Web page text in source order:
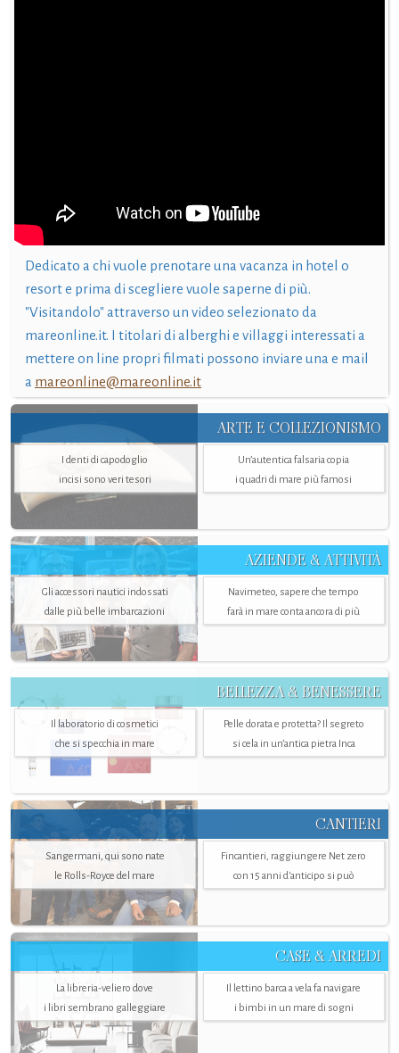
Dedicato a chi vuole prenotare una vacanza in hotel o
resort e prima di scegliere vuole saperne di più.
"Visitandolo" attraverso un video selezionato da
mareonline.it. I titolari di alberghi e villaggi interessati a
mettere on line propri filmati possono inviare una e mail
a mareonline@mareonline.it
ARTE E COLLEZIONISMO
I denti di capodoglio
incisi sono veri tesori
Un’autentica falsaria copia
i quadri di mare più famosi
AZIENDE & ATTIVITÀ
Gli accessori nautici indossati
dalle più belle imbarcazioni
Navimeteo, sapere che tempo
farà in mare conta ancora di più
BELLEZZA & BENESSERE
Il laboratorio di cosmetici
che si specchia in mare
Pelle dorata e protetta? Il segreto
si cela in un’antica pietra Inca
CANTIERI
Sangermani, qui sono nate
le Rolls-Royce del mare
Fincantieri, raggiungere Net zero
con 15 anni d'anticipo si può
CASE & ARREDI
La libreria-veliero dove
i libri sembrano galleggiare
Il lettino barca a vela fa navigare
i bimbi in un mare di sogni